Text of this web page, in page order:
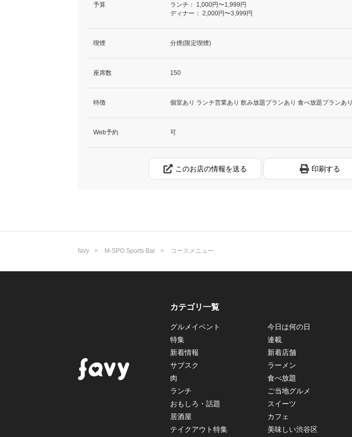
予算 ランチ：
1,000円〜1,999円
ディナー： 2,000円〜3,999円
喫煙 分煙(限定喫煙)
座席数 150
特徴 個室あり ランチ営業あり 飲み放題プランあり 食べ放題プランあり
Web予約 可
このお店の情報を送る 印刷する
favy M-SPO Sports Bar コースメニュー
カテゴリ一覧
グルメイベント
今日は何の日
特集
連載
新着情報
新着店舗
サブスク
ラーメン
肉
食べ放題
ランチ
ご当地グルメ
おもしろ・話題
スイーツ
居酒屋
カフェ
テイクアウト特集
美味しい渋谷区